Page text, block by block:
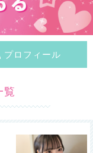
プロフィール
覧